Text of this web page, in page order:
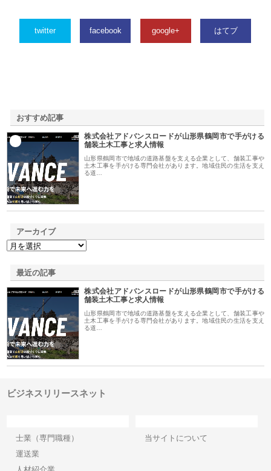
twitter facebook google+ はてブ
おすすめ記事
株式会社アドバンスロードが山形県鶴岡市で手がける
舗装土木工事と求人情報
山形県鶴岡市で地域の道路基盤を支える企業として、舗装工事や
土木工事を手がける専門会社があります。地域住民の生活を支え
る道…
アーカイブ
最近の記事
株式会社アドバンスロードが山形県鶴岡市で手がける
舗装土木工事と求人情報
山形県鶴岡市で地域の道路基盤を支える企業として、舗装工事や
土木工事を手がける専門会社があります。地域住民の生活を支え
る道…
ビジネスリリースネット
士業（専門職種）
運送業
当サイトについて